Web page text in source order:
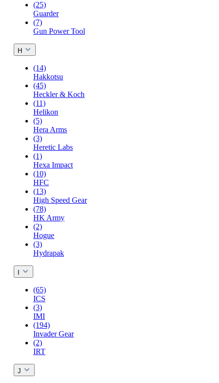
(25)
Guarder
(7)
Gun Power Tool
H
(14)
Hakkotsu
(45)
Heckler & Koch
(11)
Helikon
(5)
Hera Arms
(3)
Heretic Labs
(1)
Hexa Impact
(10)
HFC
(13)
High Speed Gear
(78)
HK Army
(2)
Hogue
(3)
Hydrapak
I
(65)
ICS
(3)
IMI
(194)
Invader Gear
(2)
IRT
J